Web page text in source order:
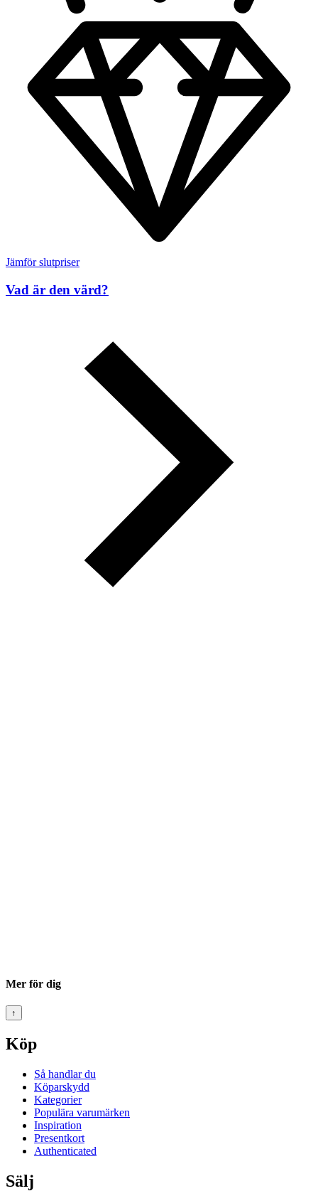
Jämför slutpriser
Vad är den värd?
Mer för dig
↑
Köp
Så handlar du
Köparskydd
Kategorier
Populära varumärken
Inspiration
Presentkort
Authenticated
Sälj